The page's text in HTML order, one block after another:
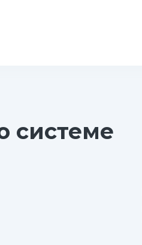
системе